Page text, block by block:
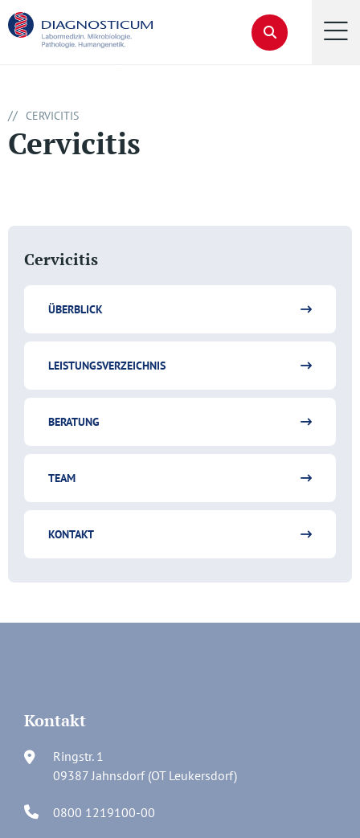
Cervicitis
ÜBERBLICK
LEISTUNGSVERZEICHNIS
BERATUNG
TEAM
KONTAKT
// CERVICITIS
Cervicitis
Kontakt
Ringstr. 1
09387 Jahnsdorf (OT Leukersdorf)
0800 1219100-00